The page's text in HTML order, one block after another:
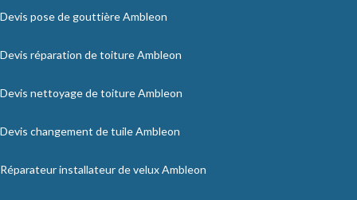
Devis pose de gouttière Ambleon
Devis réparation de toiture Ambleon
Devis nettoyage de toiture Ambleon
Devis changement de tuile Ambleon
Réparateur installateur de velux Ambleon